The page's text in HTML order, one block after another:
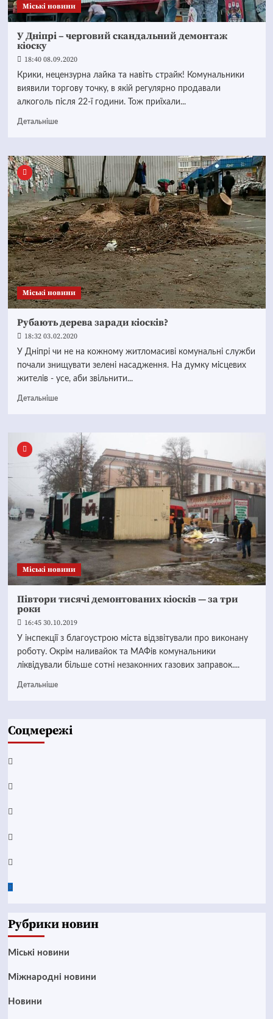
Mіські новини
У Дніпрі – черговий скандальний демонтаж
кіоску
18:40 08.09.2020
Крики, нецензурна лайка та навіть страйк! Комунальники
виявили торгову точку, в якій регулярно продавали
алкоголь після 22-ї години. Тож приїхали...
Детальніше
Mіські новини
Рубають дерева заради кіосків?
18:32 03.02.2020
У Дніпрі чи не на кожному житломасиві комунальні служби
почали знищувати зелені насадження. На думку місцевих
жителів - усе, аби звільнити...
Детальніше
Mіські новини
Півтори тисячі демонтованих кіосків — за три
роки
16:45 30.10.2019
У інспекції з благоустрою міста відзвітували про виконану
роботу. Окрім наливайок та МАФів комунальники
ліквідували більше сотні незаконних газових заправок....
Детальніше
Соцмережі
Facebook
YouTube
Telegram
Instagram
Twitter
Google
Рубрики новин
Mіські новини
Міжнародні новини
Новини